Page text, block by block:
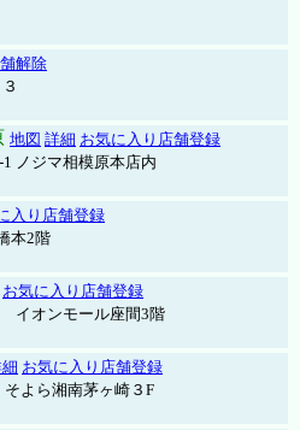
解除
地図 詳細 お気に入り店舗登録
ノジマ相模原本店内
入り店舗登録
本2階
お気に入り店舗登録
イオンモール座間3階
お気に入り店舗登録
よら湘南茅ヶ崎３F